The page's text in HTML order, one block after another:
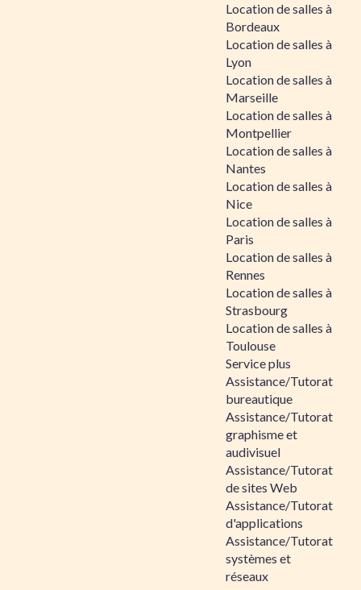
Location de salles à
Bordeaux
Location de salles à
Lyon
Location de salles à
Marseille
Location de salles à
Montpellier
Location de salles à
Nantes
Location de salles à
Nice
Location de salles à
Paris
Location de salles à
Rennes
Location de salles à
Strasbourg
Location de salles à
Toulouse
Service plus
Assistance/Tutorat
bureautique
Assistance/Tutorat
graphisme et
audivisuel
Assistance/Tutorat
de sites Web
Assistance/Tutorat
d'applications
Assistance/Tutorat
systèmes et
réseaux